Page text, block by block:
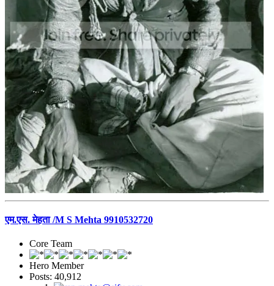
एम.एस. मेहता /M S Mehta 9910532720
Core Team
Hero Member
Posts: 40,912